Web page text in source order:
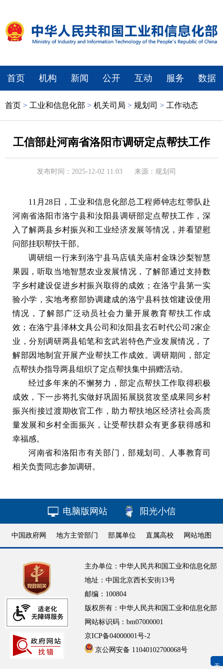
首页 机构 新闻 公开 互动 服务 数据
首页 > 工业和信息化部 > 机关司局 > 规划司 > 工作动态
工信部赴河南省洛阳市调研定点帮扶工作
发布时间：2025-12-02 11:03 来源：规划司
11月28日，工业和信息化部总工程师钟志红带队赴
河南省洛阳市洛宁县和汝阳县调研部定点帮扶工作，深
入了解两县乡村振兴和工业经济发展等情况，并看望慰
问部挂职帮扶干部。
调研组一行来到洛宁县马店镇关庙村金珠沙梨智慧
果园，听取当地智慧农业发展情况，了解部通过支持数
字乡村建设促进乡村振兴取得的成效；在洛宁县第一实
验小学，实地考察部协调建成的洛宁县科技馆建设使用
情况，了解部广泛动员社会力量开展教育帮扶工作成
效；在洛宁县泽林文具公司和汝阳县玄石时代公司2家企
业，分别调研两县铅笔和玄武岩特色产业发展情况，了
解部因地制宜开展产业帮扶工作成效。调研期间，部定
点帮扶办指导两县组织了定点帮扶集中捐赠活动。
经过多年来的不懈努力，部定点帮扶工作取得积极
成效，下一步将扎实做好巩固拓展脱贫攻坚成果同乡村
振兴衔接过渡期收官工作，助力帮扶地区经济社会高质
量发展和乡村全面振兴，让受帮扶群众有更多获得感和
幸福感。
河南省和洛阳市有关部门，部规划司、人事教育司
相关负责同志参加调研。
无障碍浏览
电脑版网站 阳光小信
中国政府网 地方主管部门 部属单位 直属高校 网站地图
主办单位：中华人民共和国工业和信息化部
地址：中国北京西长安街13号
邮编：100804
版权所有：中华人民共和国工业和信息化部
网站标识码：bm07000001
京ICP备04000001号-2
京公网安备 11040102700068号